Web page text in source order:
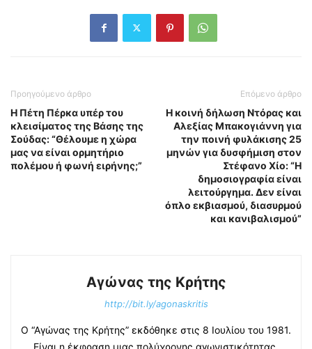
Προηγούμενο άρθρο
Η Πέτη Πέρκα υπέρ του
κλεισίματος της Βάσης της
Σούδας: “Θέλουμε η χώρα
μας να είναι ορμητήριο
πολέμου ή φωνή ειρήνης;”
Επόμενο άρθρο
Η κοινή δήλωση Ντόρας και
Αλεξίας Μπακογιάννη για
την ποινή φυλάκισης 25
μηνών για δυσφήμιση στον
Στέφανο Χίο: “Η
δημοσιογραφία είναι
λειτούργημα. Δεν είναι
όπλο εκβιασμού, διασυρμού
και κανιβαλισμού”
Αγώνας της Κρήτης
http://bit.ly/agonaskritis
Ο “Αγώνας της Κρήτης” εκδόθηκε στις 8 Ιουλίου του 1981.
Είναι η έκφραση μιας πολύχρονης αγωνιστικότητας.